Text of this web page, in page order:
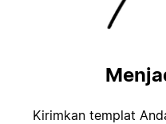
Kirimkan templat